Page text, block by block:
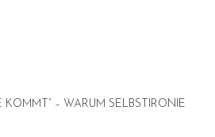
KOMMT“ – WARUM SELBSTIRONIE